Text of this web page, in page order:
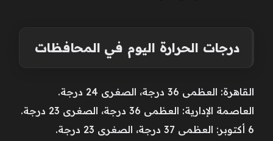
درجات الحرارة اليوم في المحافظات
القاهرة: العظمى 36 درجة، الصغرى 24 درجة.
العاصمة الإدارية: العظمى 36 درجة، الصغرى 23 درجة.
6 أكتوبر: العظمى 37 درجة، الصغرى 23 درجة.